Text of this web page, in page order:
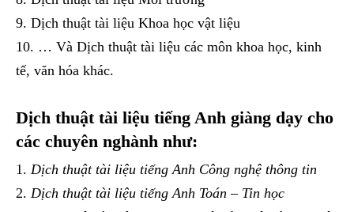
Dịch thuật tài liệu Khoa học vật liệu
… Và Dịch thuật tài liệu các môn khoa học, kinh
tế, văn hóa khác.
Dịch thuật tài liệu tiếng Anh giàng dạy cho
các chuyên nghành như:
Dịch thuật tài liệu tiếng Anh Công nghệ thông tin
Dịch thuật tài liệu tiếng Anh Toán – Tin học